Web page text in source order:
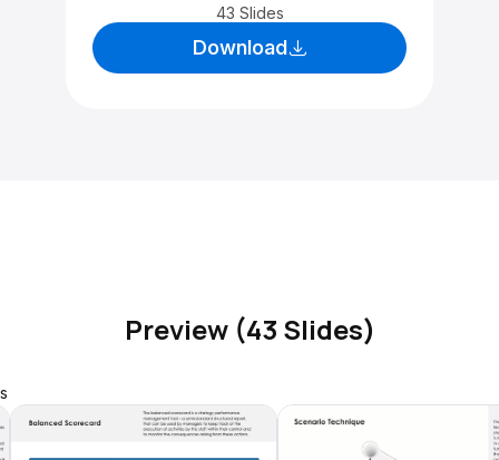
43 Slides
Download
Preview (43 Slides)
s